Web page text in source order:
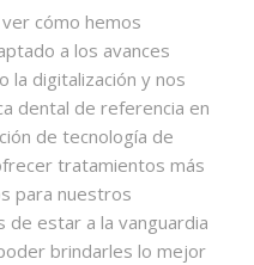
cómo hemos
a los avances
la digitalización y nos
dental de referencia en
de tecnología de
tratamientos más
para nuestros
de estar a la vanguardia
brindarles lo mejor